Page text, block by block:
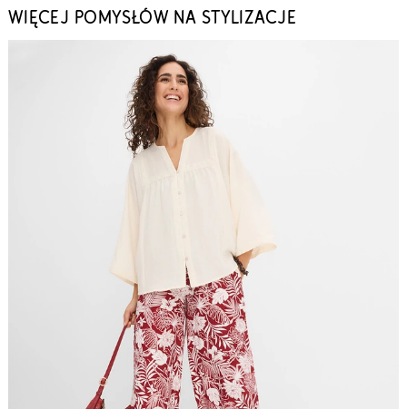
WIĘCEJ POMYSŁÓW NA STYLIZACJE